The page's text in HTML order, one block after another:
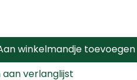
winkelmandje toevoegen
verlanglijst